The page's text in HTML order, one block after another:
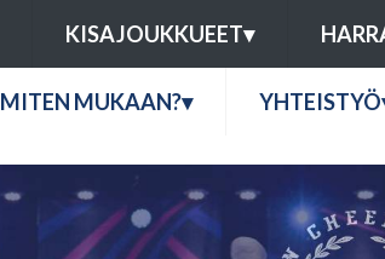
KISAJOUKKUEET▾
MITEN MUKAAN?▾ YHTEISTYÖ